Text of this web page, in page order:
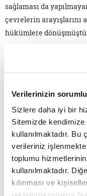
Verilerinizin sorumlu
Sizlere daha iyi bir
Sitemizde
kullanılmaktadır. Bu
verileriniz
toplumu
kullanılmaktadır.
kılınması ve
sağlaması da
çevrelerin arayışlarını
hükümlere
Her ne kadar doğruluk
ontolojik açıdan neleri
yerine, oklarını çok
doğrultudaki
farklı bir zaviyeden
Teorik tartışmanın
Günümüz